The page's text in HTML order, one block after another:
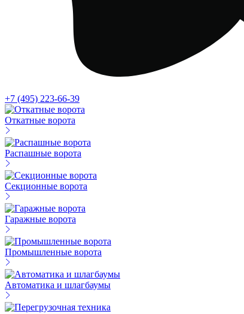
+7 (495) 223-66-39
Откатные ворота
Распашные ворота
Секционные ворота
Гаражные ворота
Промышленные ворота
Автоматика и шлагбаумы